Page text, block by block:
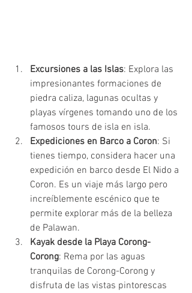
Excursiones a las Islas: Explora las
impresionantes formaciones de
piedra caliza, lagunas ocultas y
playas vírgenes tomando uno de los
famosos tours de isla en isla.
Expediciones en Barco a Coron: Si
tienes tiempo, considera hacer una
expedición en barco desde El Nido a
Coron. Es un viaje más largo pero
increíblemente escénico que te
permite explorar más de la belleza
de Palawan.
Kayak desde la Playa Corong-
Corong: Rema por las aguas
tranquilas de Corong-Corong y
disfruta de las vistas pintorescas